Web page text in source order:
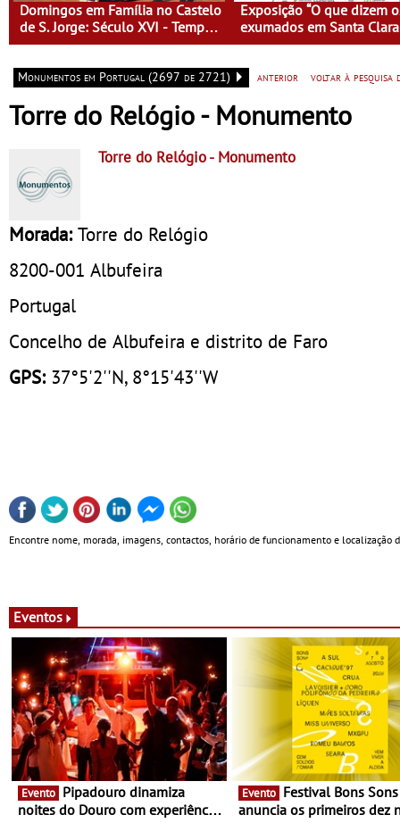
Domingos em Família no Castelo
de S. Jorge: Século XVI - Tempo
de Mulheres - Mulheres do Seu
Exposição “O que dizem
exumados em Santa
Velha”
Monumentos em Portugal (2697 de 2721) anterior voltar à pesquisa
Torre do Relógio - Monumento
Torre do Relógio- Monumento
Morada: Torre do Relógio
8200-001 Albufeira
Portugal
Concelho de Albufeira e distrito de Faro
GPS:37°5'2''N, 8°15'43''W
Encontre nome, morada, imagens, contactos, horário de funcionamento e localização
Eventos
Evento
noites do Douro com experiência
Evento
anuncia os primeiros dez